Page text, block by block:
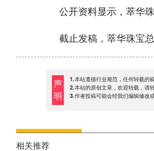
公开资料显示，萃华
截止发稿，萃华珠宝总
声
明
1.本站遵循行业规范，任何转载的
2.本站的原创文章，欢迎转载，请
3.作者投稿可能会经我们编辑修改或
相关推荐